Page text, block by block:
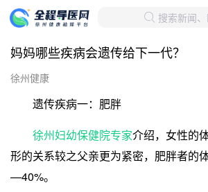
 搜索新闻
妈妈哪些疾病会遗传给下一代？
徐州健康
遗传疾病一：肥胖
徐州妇幼保健院专家介绍，女性的
形的关系较之父亲更为紧密，肥胖者的
—40%。